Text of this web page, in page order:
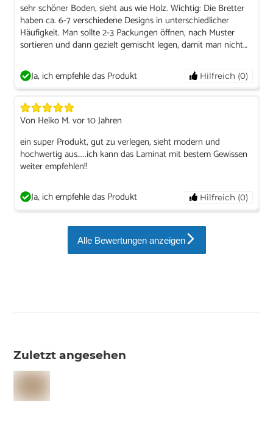
sehr schöner Boden, sieht aus wie Holz. Wichtig: Die Bretter
haben ca. 6-7 verschiedene Designs in unterschiedlicher
Häufigkeit. Man sollte 2-3 Packungen öffnen, nach Muster
sortieren und dann gezielt gemischt legen, damit man nicht
gleichen Muster legt, sondern es natürlich aussieht.
Ja, ich empfehle das Produkt Hilfreich (0)
Von Heiko M. vor 10 Jahren
ein super Produkt, gut zu verlegen, sieht modern und
hochwertig aus.....ich kann das Laminat mit bestem Gewissen
weiter empfehlen!!
Ja, ich empfehle das Produkt Hilfreich (0)
Alle Bewertungen anzeigen
Zuletzt angesehen